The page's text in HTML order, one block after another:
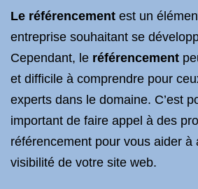
Le référencement est un
entreprise souhaitant se
Cependant, le référencement
et difficile à comprendre pour
experts dans le domaine. C’est
important de faire appel à des
référencement pour vous aider à
visibilité de votre site web.